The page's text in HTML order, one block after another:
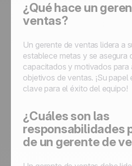
¿Qué hace un
ventas?
Un gerente de ventas lidera a
establece metas y se asegura
capacitados y motivados para
objetivos de ventas. ¡Su
clave para el éxito del equipo!
¿Cuáles son las
responsabilidades
de un gerente de